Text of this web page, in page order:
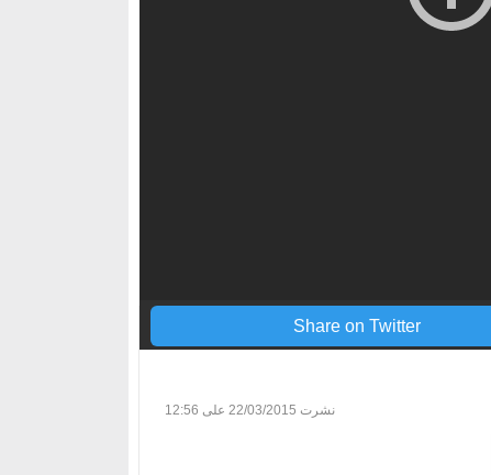
Share on Twitter
نشرت 22/03/2015 على 12:56